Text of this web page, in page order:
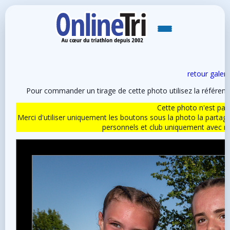
retour
Pour commander un tirage de cette photo utilisez la
Cette photo n'est
Merci d'utiliser uniquement les boutons sous la photo la
personnels et club uniquement avec